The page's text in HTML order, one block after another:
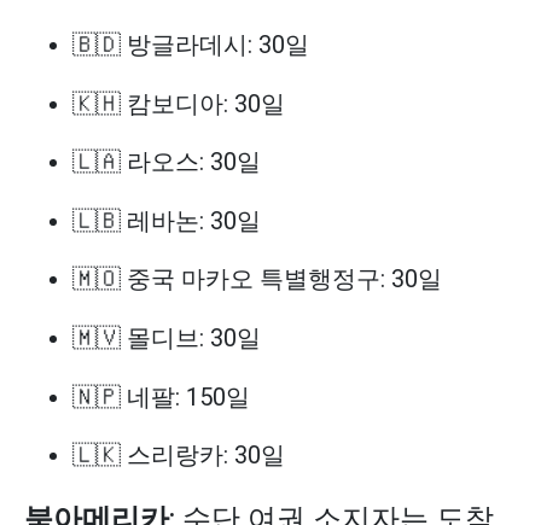
🇧🇩 방글라데시: 30일
🇰🇭 캄보디아: 30일
🇱🇦 라오스: 30일
🇱🇧 레바논: 30일
🇲🇴 중국 마카오 특별행정구: 30일
🇲🇻 몰디브: 30일
🇳🇵 네팔: 150일
🇱🇰 스리랑카: 30일